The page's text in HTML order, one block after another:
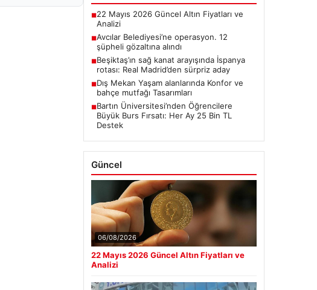
■22 Mayıs 2026 Güncel Altın Fiyatları ve
Analizi
■Avcılar Belediyesi’ne operasyon. 12
şüpheli gözaltına alındı
■Beşiktaş’ın sağ kanat arayışında İspanya
rotası: Real Madrid’den sürpriz aday
■Dış Mekan Yaşam alanlarında Konfor ve
bahçe mutfağı Tasarımları
■Bartın Üniversitesi’nden Öğrencilere
Büyük Burs Fırsatı: Her Ay 25 Bin TL
Destek
Güncel
06/08/2026
22 Mayıs 2026 Güncel Altın Fiyatları ve
Analizi